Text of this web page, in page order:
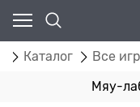
Каталог Все
Мяу-